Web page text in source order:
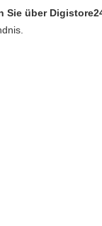
Sie über